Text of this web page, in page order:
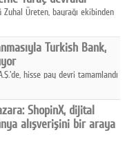
Üreten, bayrağı ekibinden
Turkish Bank,
hisse pay devri tamamlandı
“Freedom Bank A.Ş.” olmasına
ShopinX, dijital
alışverişini bir araya